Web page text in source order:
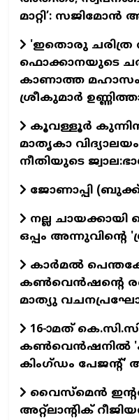
മാറ്റി’: സജിമോൻ
'ഇതൊരു ചരിത്ര
ഫൊക്കാനയുടെ
കാണാത്ത
ശ്രീകുമാർ
കൂവള്ളൂർ
മാതൃകാ
നീതിയുടെ
ജോണാപ്പി
നല്ല
ഒപ്പം അന്നുവിന്റെ
കാർമൽ
കൺവെൻഷന്റെ
മാത്യു
16-ാമത്
കൺവെൻഷനിൽ
കിംഗ്ഡം പേജന്റ്'
വൈസ്മെൻ
അറ്റ്ലാന്റിക്